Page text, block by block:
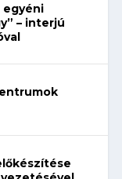
egyéni
– interjú